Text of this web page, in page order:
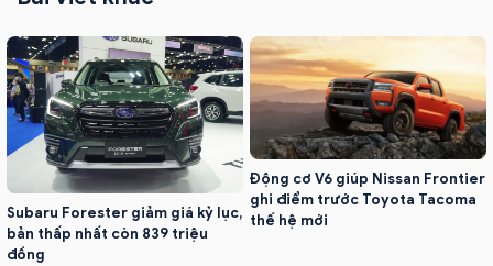
Subaru Forester giảm giá kỷ lục,
bản thấp nhất còn 839 triệu
đồng
Động cơ V6 giúp Nissan Frontier
ghi điểm trước Toyota Tacoma
thế hệ mới